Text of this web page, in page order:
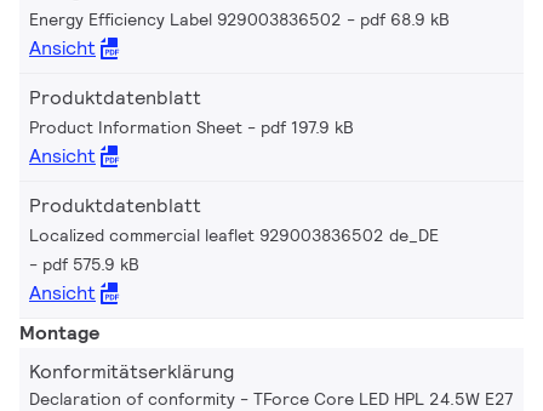
Energy Efficiency Label 929003836502 pdf 68.9 kB
Ansicht
Produktdatenblatt
Product Information Sheet pdf 197.9 kB
Ansicht
Produktdatenblatt
Localized commercial leaflet 929003836502 de_DE
pdf 575.9 kB
Ansicht
Montage
Konformitätserklärung
Declaration of conformity - TForce Core LED HPL 24.5W E27